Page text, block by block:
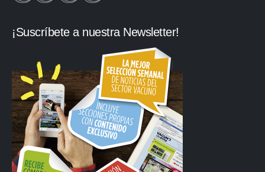
¡Suscríbete a nuestra Newsletter!